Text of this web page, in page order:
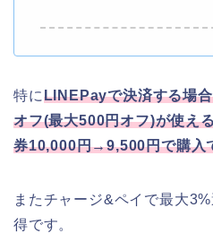
特にLINEPayで決済する場
オフ(最大500円オフ)が使え
券10,000円→9,500円で購入
またチャージ&ペイで最大
得です。